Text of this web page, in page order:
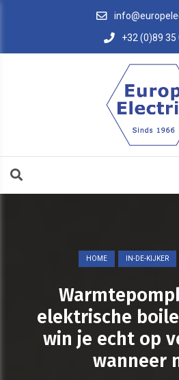
+32 (0)89 35
HOME IN-DE-KIJKER
elektrische
win je echt op
wanneer